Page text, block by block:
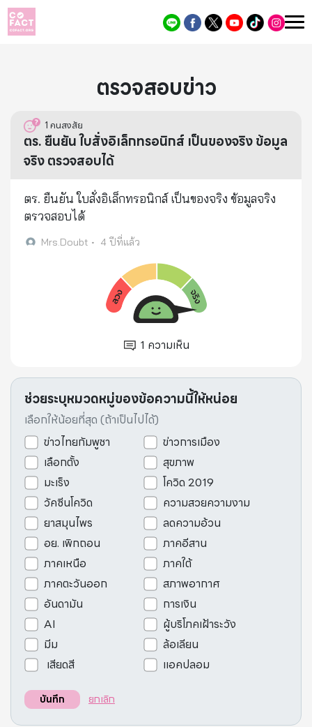
ตรวจสอบข่าว
1 คนสงสัย
ตร. ยืนยัน ใบสั่งอิเล็กทรอนิกส์ เป็นของจริง ข้อมูล
จริง ตรวจสอบได้
ตร. ยืนยัน ใบสั่งอิเล็กทรอนิกส์ เป็นของจริง ข้อมูลจริง
ตรวจสอบได้
Mrs.Doubt • 4 ปีที่แล้ว
1 ความเห็น
ช่วยระบุหมวดหมู่ของข้อความนี้ให้หน่อย
เลือกให้น้อยที่สุด (ถ้าเป็นไปได้)
ข่าวไทยกัมพูชา
ข่าวการเมือง
เลือกตั้ง
สุขภาพ
มะเร็ง
โควิด 2019
วัคซีนโควิด
ความสวยความงาม
ยาสมุนไพร
ลดความอ้วน
อย. เพิกถอน
ภาคอีสาน
ภาคเหนือ
ภาคใต้
ภาคตะวันออก
สภาพอากาศ
อันดามัน
การเงิน
AI
ผู้บริโภคเฝ้าระวัง
มีม
ล้อเลียน
เสียดสี
แอคปลอม
บันทึก ยกเลิก